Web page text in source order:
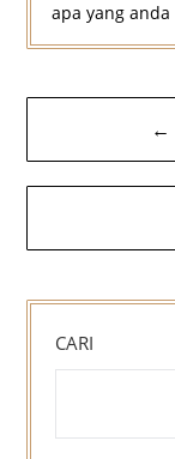
apa yang
Navigasi
kiriman
←
CARI